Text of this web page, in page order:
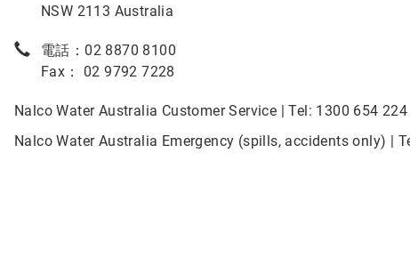
NSW 2113 Australia
電話：02 8870 8100
Fax： 02 9792 7228
Nalco Water Australia Customer Service | Tel: 1300 654
Nalco Water Australia Emergency (spills, accidents only) |